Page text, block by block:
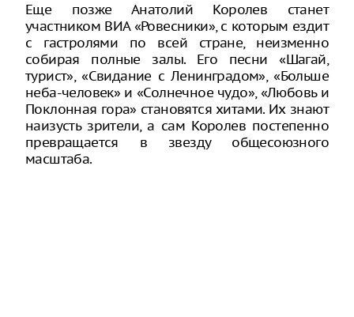
Еще позже Анатолий Королев станет
участником ВИА «Ровесники», с которым ездит
с гастролями по всей стране, неизменно
собирая полные залы. Его песни «Шагай,
турист», «Свидание с Ленинградом», «Больше
неба-человек» и «Солнечное чудо», «Любовь и
Поклонная гора» становятся хитами. Их знают
наизусть зрители, а сам Королев постепенно
превращается в звезду общесоюзного
масштаба.